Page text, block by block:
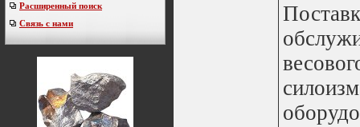
Расширенный поиск
Связь с нами